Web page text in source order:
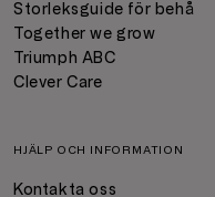
Storleksguide för behå
Together we grow
Triumph ABC
Clever Care
HJÄLP OCH INFORMATION
Kontakta oss